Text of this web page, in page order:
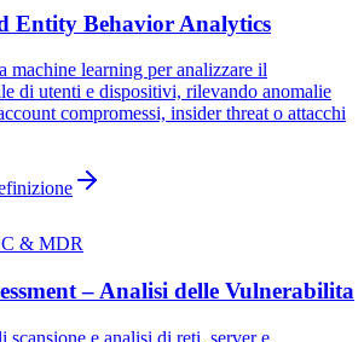
Entity Behavior Analytics
machine learning per analizzare il
di utenti e dispositivi, rilevando anomalie
compromessi, insider threat o attacchi
& MDR
– Analisi delle Vulnerabilita
scansione e analisi di reti, server e